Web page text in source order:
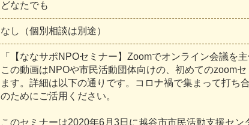
どなたでも
な し （個別 相談は別 途）
「 【 ななサポN POセ ミ ナー 】 Zoomでオンライ ン会議を主
この動画はN POや市民活動団体向けの、 初めてのzoomセ
ま す。 詳細は以下の通 り です。 コ ロナ禍で集ま って打ち合
のためにご活用 く ださ い。
このセ ミ ナーは2020年6月 3日 に越谷市市民活動支援セン